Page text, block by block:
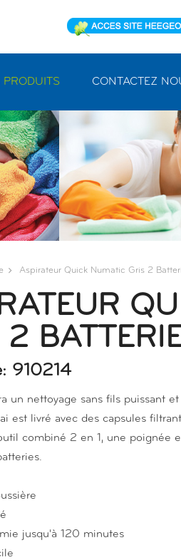
PRODUITS CONTACTEZ
Aspirateur Quick Numatic Gris 2
2
910214
un nettoyage sans fils puissant
est livré avec des capsules
combiné 2 en 1, une poignée
jusqu'à 120 minutes